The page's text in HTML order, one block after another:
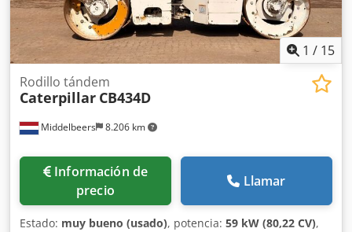
1 / 15
Middelbeers 8.206 km
Rodillo tándem
Caterpillar CB434D
Información de
precio
Llamar
Estado: muy bueno (usado), potencia: 59 kW (80,22 CV),